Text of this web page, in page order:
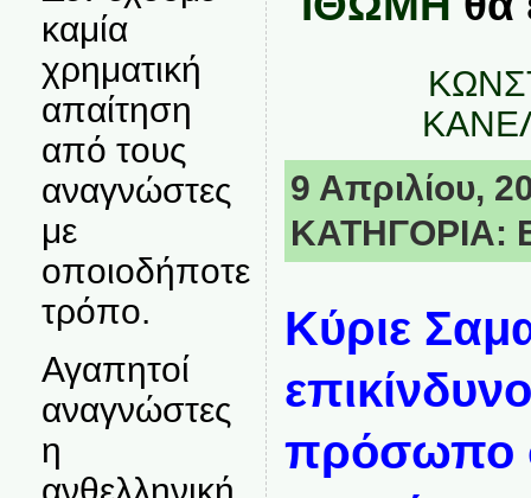
καμία
χρηματική
απαίτηση
από τους
αναγνώστες
με
οποιοδήποτε
τρόπο.
Αγαπητοί
αναγνώστες
η
9 Απριλίου,
ΚΑΤΗΓΟΡΙΑ:
Κύριε
πρόσωπο